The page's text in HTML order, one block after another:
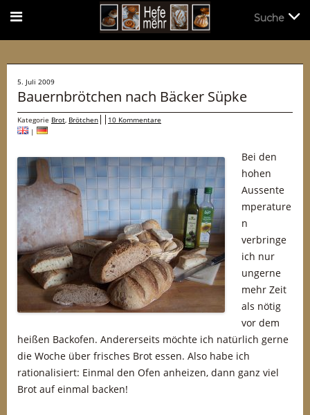
5. Juli 2009
Bauernbrötchen nach Bäcker Süpke
Kategorie Brot, Brötchen
10 Kommentare
|
Bei den
hohen
Aussente
mperature
n
verbringe
ich nur
ungerne
mehr Zeit
als nötig
vor dem
heißen Backofen. Andererseits möchte ich natürlich gerne
die Woche über frisches Brot essen. Also habe ich
rationalisiert: Einmal den Ofen anheizen, dann ganz viel
Brot auf einmal backen!
Suche
Suche